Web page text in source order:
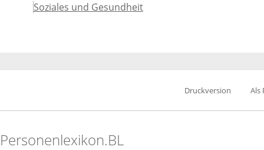
Soziales und Gesundheit
Druckversion Als
Personenlexikon.BL